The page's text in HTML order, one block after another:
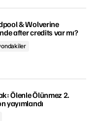
& Wolverine
after credits var mı?
Ölenle Ölünmez 2.
yayımlandı